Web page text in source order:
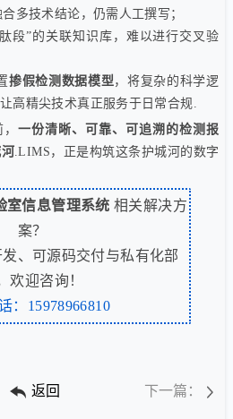
技术结论，仍需人工撰写；
”的关联知识库，难以进行交叉验
掺假检测数据模型 ，将复杂的科学逻
高精尖技术真正服务于日常合规.
，一份清晰、可靠、可追溯的检测报
.LIMS，正是构筑这条护城河的数字
室信息管理系统 相关解决方
案？
、可源码交付与私有化部
欢迎咨询！
：15978966810
返回 下一篇：